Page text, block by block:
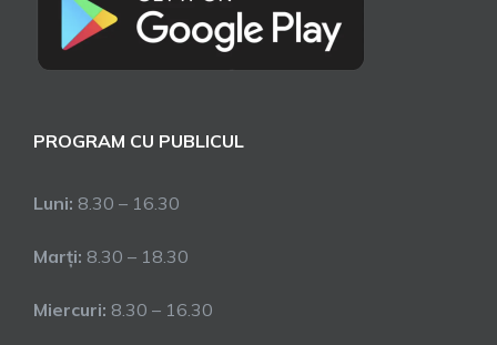
PROGRAM CU PUBLICUL
Luni: 8.30 – 16.30
Marți: 8.30 – 18.30
Miercuri: 8.30 – 16.30